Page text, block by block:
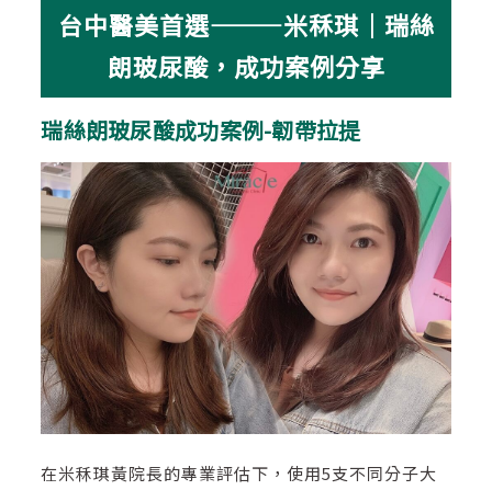
台中醫美首選———米秝琪｜瑞絲
朗玻尿酸，成功案例分享
瑞絲朗玻尿酸成功案例-韌帶拉提
在米秝琪黃院長的專業評估下，使用5支不同分子大